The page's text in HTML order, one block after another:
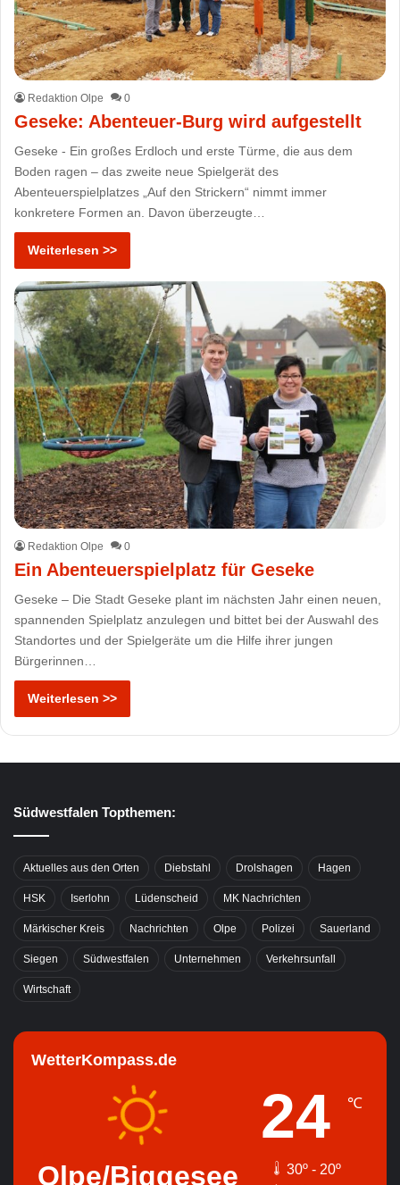
Redaktion Olpe 0
Geseke: Abenteuer-Burg wird aufgestellt
Geseke - Ein großes Erdloch und erste Türme, die aus dem
Boden ragen – das zweite neue Spielgerät des
Abenteuerspielplatzes „Auf den Strickern“ nimmt immer
konkretere Formen an. Davon überzeugte…
Weiterlesen >>
Redaktion Olpe 0
Ein Abenteuerspielplatz für Geseke
Geseke – Die Stadt Geseke plant im nächsten Jahr einen neuen,
spannenden Spielplatz anzulegen und bittet bei der Auswahl des
Standortes und der Spielgeräte um die Hilfe ihrer jungen
Bürgerinnen…
Weiterlesen >>
Südwestfalen Topthemen:
Aktuelles aus den Orten Diebstahl Drolshagen Hagen
HSK Iserlohn Lüdenscheid MK Nachrichten
Märkischer Kreis Nachrichten Olpe Polizei Sauerland
Siegen Südwestfalen Unternehmen Verkehrsunfall
Wirtschaft
WetterKompass.de
Olpe/Biggesee
24 ℃
30º - 20º